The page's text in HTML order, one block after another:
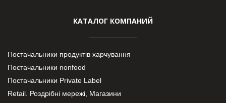
КАТАЛОГ КОМПАНИЙ
Постачальники продуктів харчування
Постачальники nonfood
Постачальники Private Label
Retail. Роздрібні мережі, Магазини